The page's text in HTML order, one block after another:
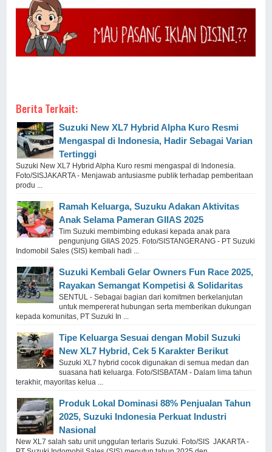
Berita Terkait:
Suzuki New XL7 Hybrid Alpha Kuro Resmi
Mengaspal di Indonesia, Hadir Sebagai Varian
Tertinggi
Suzuki New XL7 Hybrid Alpha Kuro resmi mengaspal di Indonesia.
Foto/SISJAKARTA - Menjawab antusiasme publik terhadap pemberitaan
produ ...
Ramah Keluarga, Suzuku Adakan Aktivitas
Anak Selama Pameran GIIAS 2025
Tim Suzuki membimbing edukasi kepada anak para
pengunjung GIIAS 2025. Foto/SISTANGERANG - PT Suzuki
Indomobil Sales (SIS) kembali hadi ...
Suzuki Kembali Gelar Owners Fun Race 2025,
Rayakan Semangat Kompetisi & Solidaritas
SENTUL - Sebagai bagian dari komitmen berkelanjutan
untuk mempererat hubungan serta memberikan dukungan
kepada komunitas, PT Suzuki In ...
Tipe Keluarga Sesuai dengan Mobil Suzuki
New XL7 Hybrid, Cek 5 Karakter Berikut
Suzuki XL7 hybrid cocok digunakan di semua medan dan
suasana hati keluarga. Foto/SISBATAM - Dalam lima tahun
terakhir, mayoritas kelua ...
Produk Lokal Dominasi 88% Penjualan Tahun
2025, Suzuki Indonesia Perkuat Industri
Nasional
New XL7 salah satu unit unggulan terlaris Suzuki. Foto/SIS JAKARTA -